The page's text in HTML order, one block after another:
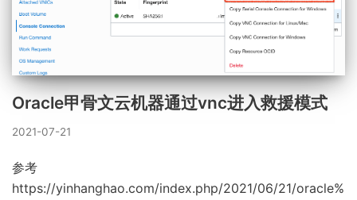
Oracle甲骨文云机器通过vnc进入救援模式
2021-07-21
参考
https://yinhanghao.com/index.php/2021/06/21/oracle%